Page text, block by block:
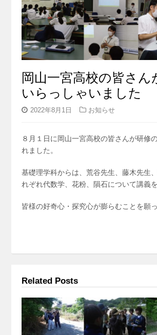
岡山一宮高校の皆さん
いらっしゃいました
2022年8月1日 お知らせ
８月１日に岡山一宮高校の皆さんが研修
れました。
基礎理学科からは、荒谷先生、藤木先生
れぞれ代数学、花粉、隕石について講義
皆様の好奇心・探究心が膨らむことを願
Related Posts